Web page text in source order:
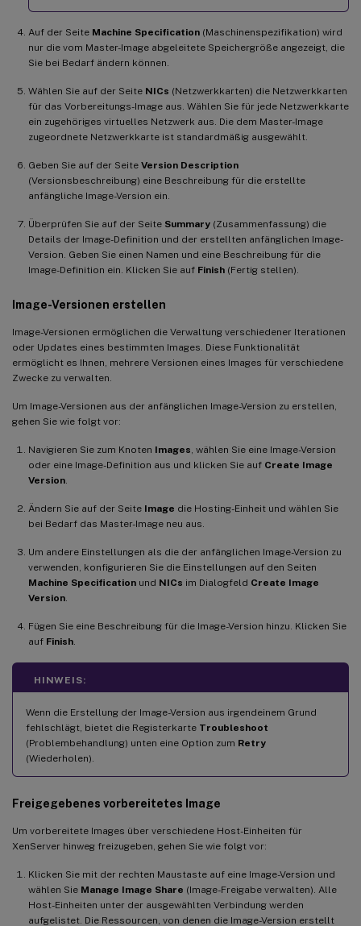
Auf der Seite Machine Specification (Maschinenspezifikation) wird
nur die vom Master-Image abgeleitete Speichergröße angezeigt, die
Sie bei Bedarf ändern können.
Wählen Sie auf der Seite NICs (Netzwerkkarten) die Netzwerkkarten
für das Vorbereitungs-Image aus. Wählen Sie für jede Netzwerkkarte
ein zugehöriges virtuelles Netzwerk aus. Die dem Master-Image
zugeordnete Netzwerkkarte ist standardmäßig ausgewählt.
Geben Sie auf der Seite Version Description
(Versionsbeschreibung) eine Beschreibung für die erstellte
anfängliche Image-Version ein.
Überprüfen Sie auf der Seite Summary (Zusammenfassung) die
Details der Image-Definition und der erstellten anfänglichen Image-
Version. Geben Sie einen Namen und eine Beschreibung für die
Image-Definition ein. Klicken Sie auf Finish (Fertig stellen).
Image-Versionen erstellen
Image-Versionen ermöglichen die Verwaltung verschiedener Iterationen
oder Updates eines bestimmten Images. Diese Funktionalität
ermöglicht es Ihnen, mehrere Versionen eines Images für verschiedene
Zwecke zu verwalten.
Um Image-Versionen aus der anfänglichen Image-Version zu erstellen,
gehen Sie wie folgt vor:
Navigieren Sie zum Knoten Images , wählen Sie eine Image-Version
oder eine Image-Definition aus und klicken Sie auf Create Image
Version
Ändern Sie auf der Seite Image die Hosting-Einheit und wählen Sie
bei Bedarf das Master-Image neu aus.
Um andere Einstellungen als die der anfänglichen Image-Version zu
verwenden, konfigurieren Sie die Einstellungen auf den Seiten
Machine Specification und NICs im Dialogfeld Create Image
Version
Fügen Sie eine Beschreibung für die Image-Version hinzu. Klicken Sie
auf Finish
HINWEIS:
Wenn die Erstellung der Image-Version aus irgendeinem Grund
fehlschlägt, bietet die Registerkarte Troubleshoot
(Problembehandlung) unten eine Option zum Retry
(Wiederholen).
Freigegebenes vorbereitetes Image
Um vorbereitete Images über verschiedene Host-Einheiten für
XenServer hinweg freizugeben, gehen Sie wie folgt vor:
Klicken Sie mit der rechten Maustaste auf eine Image-Version und
wählen Sie Manage Image Share (Image-Freigabe verwalten). Alle
Host-Einheiten unter der ausgewählten Verbindung werden
aufgelistet. Die Ressourcen, von denen die Image-Version erstellt